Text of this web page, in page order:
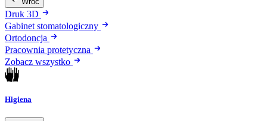
Druk 3D
Gabinet stomatologiczny
Ortodoncja
Pracownia protetyczna
Zobacz wszystko
Higiena